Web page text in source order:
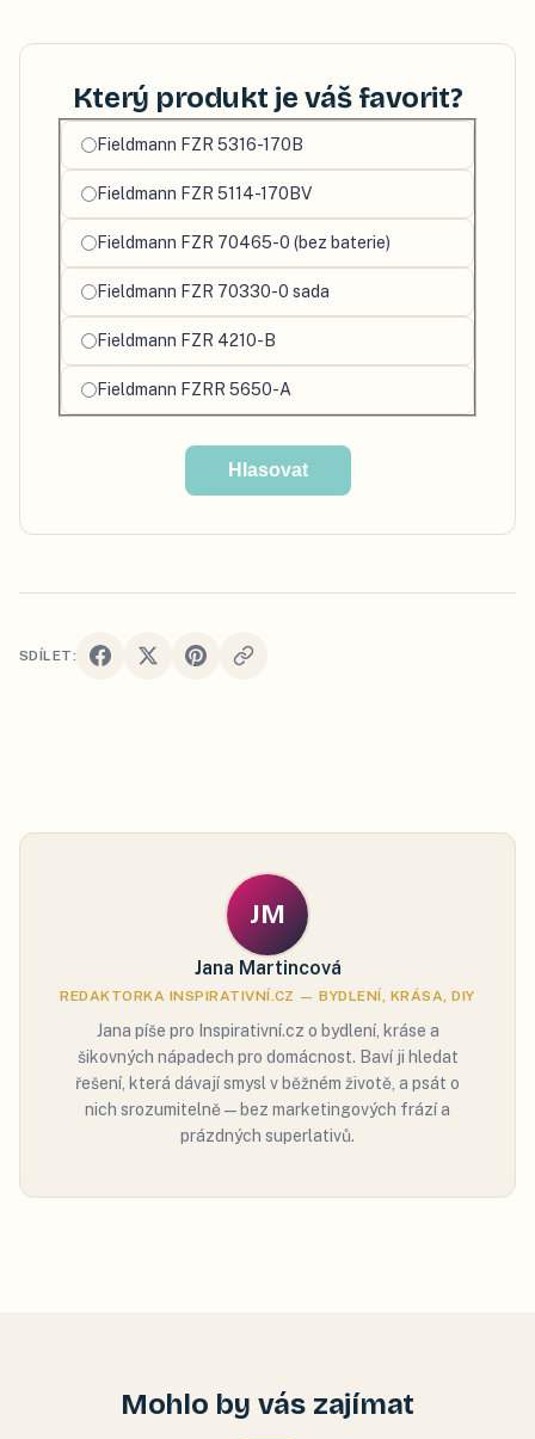
Který produkt je váš favorit?
Vyberte
svůj
oblíbený
produkt
Fieldmann FZR 5316-170B
Fieldmann FZR 5114-170BV
Fieldmann FZR 70465-0 (bez baterie)
Fieldmann FZR 70330-0 sada
Fieldmann FZR 4210-B
Fieldmann FZRR 5650-A
Hlasovat
SDÍLET:
JM
Jana Martincová
REDAKTORKA INSPIRATIVNÍ.CZ — BYDLENÍ, KRÁSA, DIY
Jana píše pro Inspirativní.cz o bydlení, kráse a
šikovných nápadech pro domácnost. Baví ji hledat
řešení, která dávají smysl v běžném životě, a psát o
nich srozumitelně — bez marketingových frází a
prázdných superlativů.
Mohlo by vás zajímat